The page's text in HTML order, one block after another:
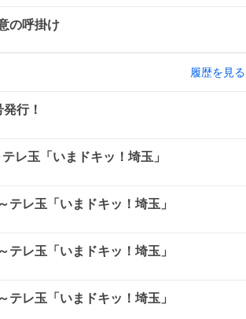
の呼掛け
履歴を見る
行！
レ玉「いまドキッ！埼玉」
テレ玉「いまドキッ！埼玉」
テレ玉「いまドキッ！埼玉」
テレ玉「いまドキッ！埼玉」